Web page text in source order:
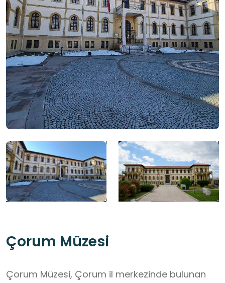
Çorum Müzesi
Çorum Müzesi, Çorum il merkezinde bulunan